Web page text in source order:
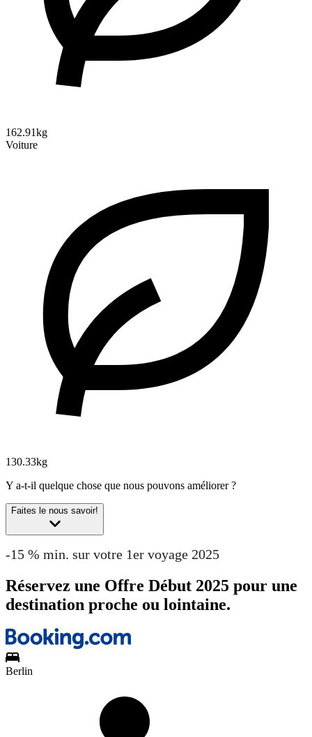
162.91kg
Voiture
130.33kg
Y a-t-il quelque chose que nous pouvons améliorer ?
Faites le nous savoir!
-15 % min. sur votre 1er voyage 2025
Réservez une Offre Début 2025 pour une
destination proche ou lointaine.
Berlin